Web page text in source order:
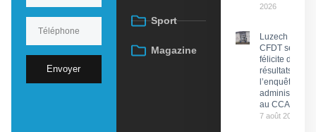
Envoyer
Sport
Magazine
2026
Luzech : La
CFDT se
félicite des
résultats de
l’enquête
administrative
au CCAS
7 août 2026